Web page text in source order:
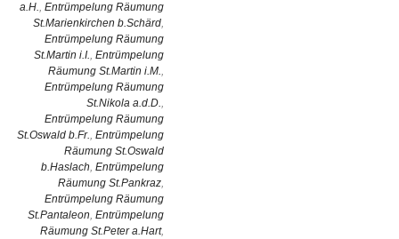
a.H., Entrümpelung Räumung
St.Marienkirchen b.Schärd,
Entrümpelung Räumung
St.Martin i.I., Entrümpelung
Räumung St.Martin i.M.,
Entrümpelung Räumung
St.Nikola a.d.D.,
Entrümpelung Räumung
St.Oswald b.Fr., Entrümpelung
Räumung St.Oswald
b.Haslach, Entrümpelung
Räumung St.Pankraz,
Entrümpelung Räumung
St.Pantaleon, Entrümpelung
Räumung St.Peter a.Hart,